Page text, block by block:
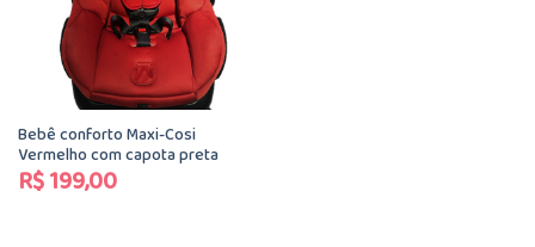
Bebê conforto Maxi-Cosi
Vermelho com capota preta
R$199,00